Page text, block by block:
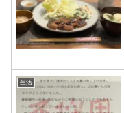
生活